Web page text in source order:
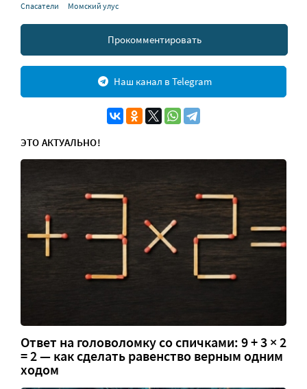
Спасатели Момский улус
Прокомментировать
Наш канал в Telegram
ЭТО АКТУАЛЬНО!
Ответ на головоломку со спичками: 9 + 3 × 2
= 2 — как сделать равенство верным одним
ходом